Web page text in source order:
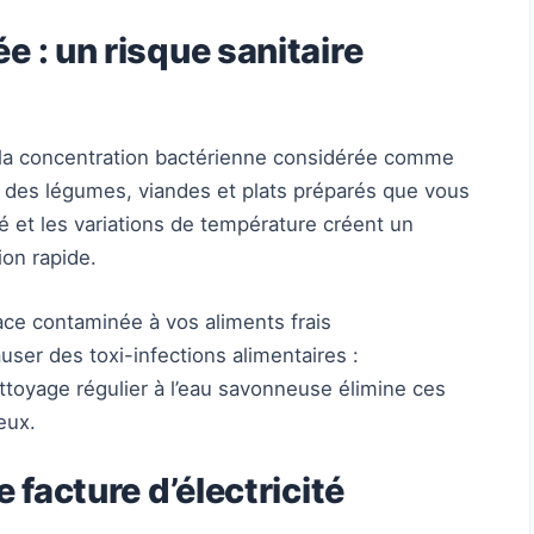
: un risque sanitaire
concentration bactérienne considérée comme
légumes, viandes et plats préparés que vous
et les variations de température créent un
rapide.
contaminée à vos aliments frais
des toxi-infections alimentaires :
régulier à l’eau savonneuse élimine ces
facture d’électricité